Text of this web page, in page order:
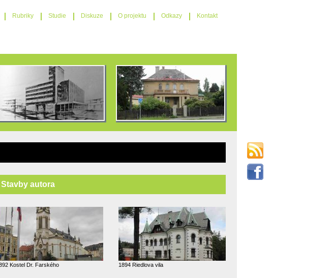
Rubriky Studie Diskuze O projektu Odkazy Kontakt
Stavby autora
Kostel Dr. Farského 1894 Riedlova vila